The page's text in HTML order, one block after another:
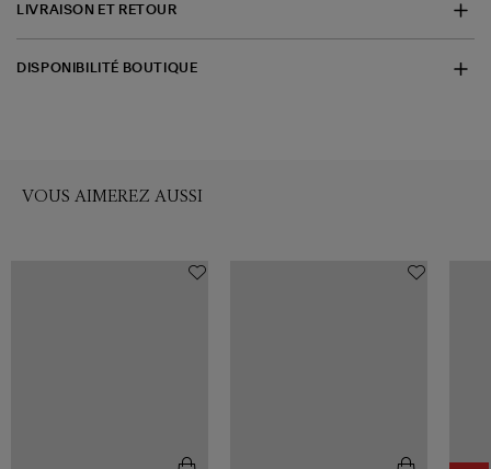
LIVRAISON ET RETOUR
DISPONIBILITÉ BOUTIQUE
VOUS AIMEREZ AUSSI